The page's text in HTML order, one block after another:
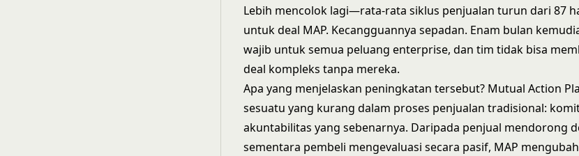
Lebih mencolok lagi—rata-rata siklus penjualan turun dari 87
untuk deal MAP. Kecangguannya sepadan. Enam bulan
wajib untuk semua peluang enterprise, dan tim tidak bisa
deal kompleks tanpa mereka.
Apa yang menjelaskan peningkatan tersebut? Mutual Action
sesuatu yang kurang dalam proses penjualan tradisional:
akuntabilitas yang sebenarnya. Daripada penjual mendorong
sementara pembeli mengevaluasi secara pasif, MAP